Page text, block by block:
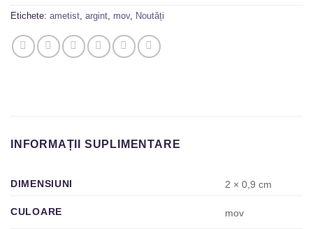
Etichete: ametist argint mov, Noutăți
INFORMAȚII SUPLIMENTARE
DIMENSIUNI 2 × 0,9 cm
CULOARE mov